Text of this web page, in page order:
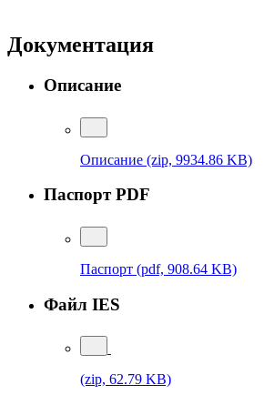
Документация
Описание
Описание (zip, 9934.86 KB)
Паспорт PDF
Паспорт (pdf, 908.64 KB)
Файл IES
(zip, 62.79 KB)